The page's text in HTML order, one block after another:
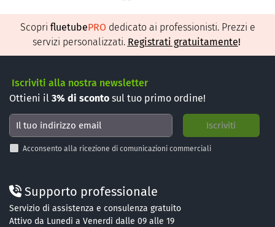
Scopri fluetubePRO dedicato ai professionisti. Prezzi e
servizi personalizzati. Registrati gratuitamente!
Iscriviti alla nostra newsletter
Ottieni il 3% di sconto sul tuo primo ordine!
Acconsento alla ricezione di comunicazioni commerciali
Supporto professionale
Servizio di assistenza e consulenza gratuito
Attivo da Lunedì a Venerdì dalle 09 alle 19